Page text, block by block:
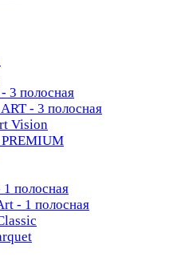
3 полосная
- 3 полосная
Vision
PREMIUM
1 полосная
- 1 полосная